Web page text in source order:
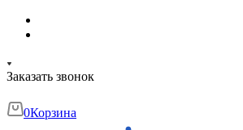
Заказать звонок
0Корзина